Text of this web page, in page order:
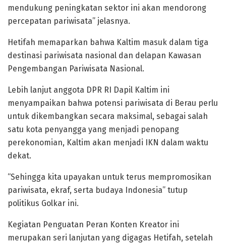
mendukung peningkatan sektor ini akan mendorong
percepatan pariwisata” jelasnya.
Hetifah memaparkan bahwa Kaltim masuk dalam tiga
destinasi pariwisata nasional dan delapan Kawasan
Pengembangan Pariwisata Nasional.
Lebih lanjut anggota DPR RI Dapil Kaltim ini
menyampaikan bahwa potensi pariwisata di Berau perlu
untuk dikembangkan secara maksimal, sebagai salah
satu kota penyangga yang menjadi penopang
perekonomian, Kaltim akan menjadi IKN dalam waktu
dekat.
“Sehingga kita upayakan untuk terus mempromosikan
pariwisata, ekraf, serta budaya Indonesia” tutup
politikus Golkar ini.
Kegiatan Penguatan Peran Konten Kreator ini
merupakan seri lanjutan yang digagas Hetifah, setelah